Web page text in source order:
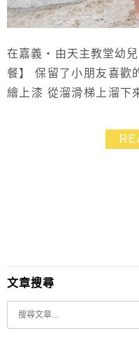
在嘉義‧由天主教堂幼
餐】 保留了小朋友喜歡
繪上漆 從溜滑梯上溜下
子情感就趁現在.大伙兒
或是玩陀螺都足以讓孩
文章搜尋